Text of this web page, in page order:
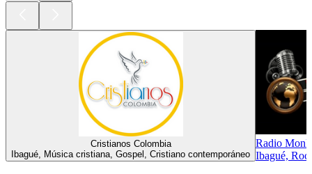
Cristianos Colombia
Ibagué, Música cristiana, Gospel, Cristiano contemporáneo
Radio
Ibagué,